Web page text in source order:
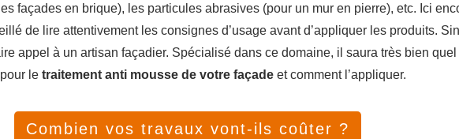
façades en brique), les particules abrasives (pour un mur en pierre), etc. Ici
de lire attentivement les consignes d’usage avant d’appliquer les produits.
appel à un artisan façadier. Spécialisé dans ce domaine, il saura très bien quel
le traitement anti mousse de votre façade et comment l’appliquer.
Combien vos travaux vont-ils coûter ?